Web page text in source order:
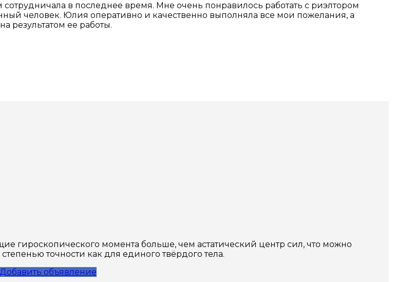
в последнее время. Мне очень понравилось работать с риэлтором
человек. Юлия оперативно и качественно выполняла все мои пожелания, а
результатом ее работы.
гироскопического момента больше, чем астатический центр сил, что можно
точности как для единого твёрдого тела.
Добавить объявление